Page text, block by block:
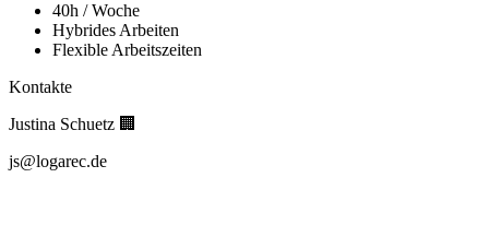
40h / Woche
Hybrides Arbeiten
Flexible Arbeitszeiten
Kontakte
Justina Schuetz 🏢
js@logarec.de